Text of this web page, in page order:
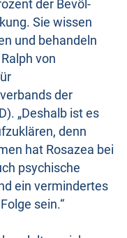
der Bevöl-
Sie wissen
und behandeln
von
der
„Deshalb ist es
denn
hat Rosazea bei
psychische
ein vermindertes
sein.“